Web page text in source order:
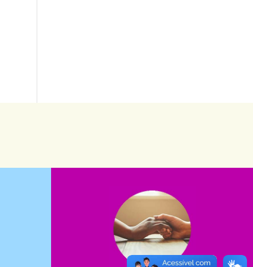
assuntos. Entre em contato conosco e
saiba como nos ajudar.
saiba mais